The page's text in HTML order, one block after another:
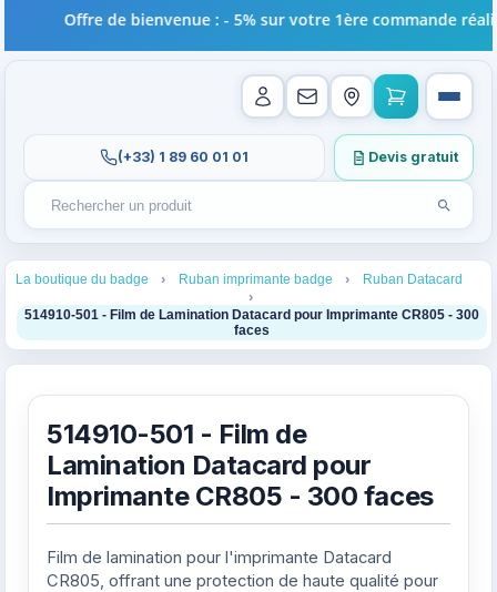
Rechercher un produit
Recherches récentes au focus. Tapez au moins 2
Lancer
(+33) 1 89 60 01 01 Devis gratuit
Offre de bienvenue : - 5% sur votre 1ère commande
La boutique du badge Ruban imprimante badge Ruban Datacard
514910-501 - Film de Lamination Datacard pour Imprimante CR805 - 300
faces
4
514910-501 - Film de
Lamination Datacard pour
Imprimante CR805 - 300 faces
Film de lamination pour l'imprimante Datacard
CR805, offrant une protection de haute qualité pour